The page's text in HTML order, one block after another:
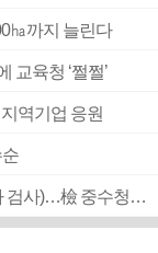
㏊까지 늘린다
교육청 ‘쩔쩔’
역기업 응원
■ 검사 신분 버리고 직급하향(10년 이하 저연차 검사)…檢 중수청행 기피